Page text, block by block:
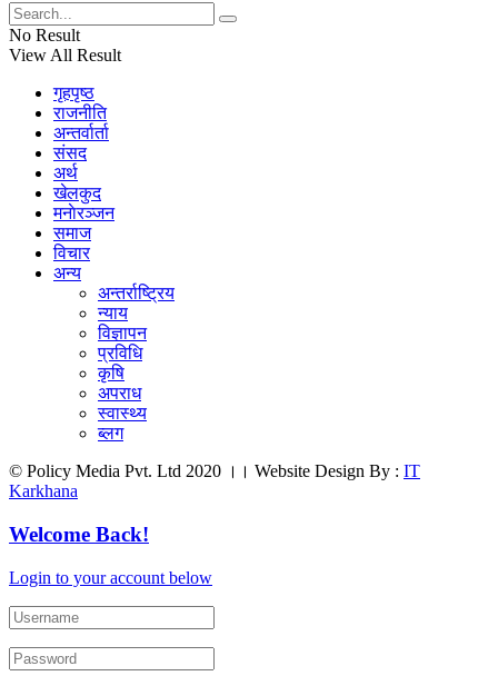
No Result
View All Result
गृहपृष्ठ
राजनीति
अन्तर्वार्ता
संसद
अर्थ
खेलकुद
मनाेरञ्जन
समाज
विचार
अन्य
अन्तर्राष्ट्रिय
न्याय
विज्ञापन
प्रविधि
कृषि
अपराध
स्वास्थ्य
ब्लग
© Policy Media Pvt. Ltd 2020 ।। Website Design By : IT
Karkhana
Welcome Back!
Login to your account below